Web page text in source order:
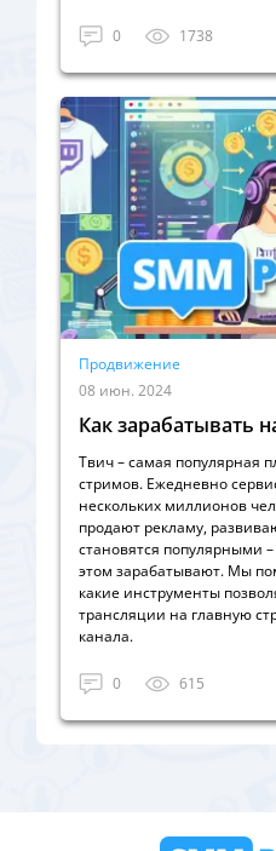
0 1738
Продвижение
08 июн. 2024
Как зарабатывать
Твич – самая популярная
стримов. Ежедневно
нескольких миллионов
продают рекламу,
становятся популярными
этом зарабатывают. Мы
какие инструменты
трансляции на главную
канала.
0 615